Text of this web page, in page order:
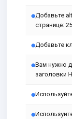
Добавьте
странице:
Добавьте
Вам нужно
заголовки